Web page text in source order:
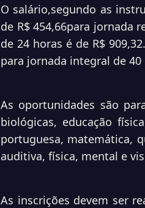
O salário,segundo as
de R$ 454,66para jornada
de 24 horas é de R$
para jornada integral de 40
As oportunidades são
biológicas, educação
portuguesa, matemática,
auditiva, física, mental e
As inscrições devem ser